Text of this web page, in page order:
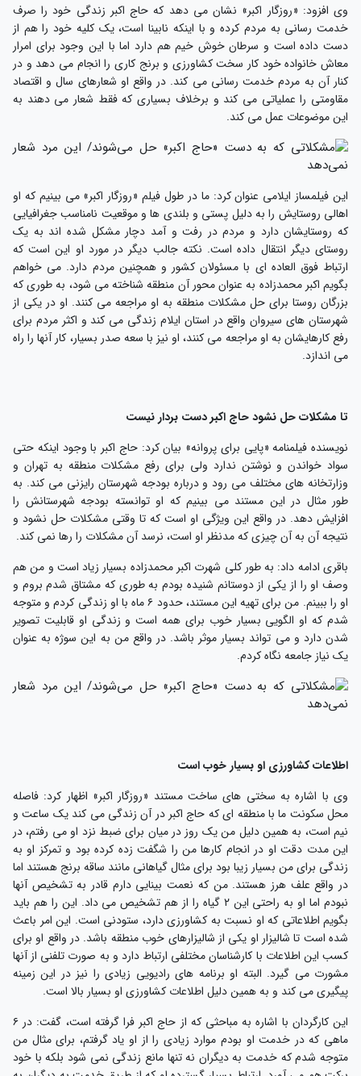
وی افزود: «روزگار اکبر» نشان می دهد که حاج اکبر زندگی خود را صرف
خدمت رسانی به مردم کرده و با اینکه نابینا است، یک کلیه خود را هم از
دست داده است و سرطان خوش خیم هم دارد اما با این وجود برای امرار
معاش خانواده خود کار سخت کشاورزی و برنج کاری را انجام می دهد و در
کنار آن به مردم خدمت رسانی می کند. در واقع او شعارهای سال و اقتصاد
مقاومتی را عملیاتی می کند و برخلاف بسیاری که فقط شعار می دهند به
این موضوعات عمل می کند.
این فیلمساز ایلامی عنوان کرد: ما در طول فیلم «روزگار اکبر» می بینیم که او
اهالی روستایش را به دلیل پستی و بلندی ها و موقعیت نامناسب جغرافیایی
که روستایشان دارد و مردم در رفت و آمد دچار مشکل شده اند به یک
روستای دیگر انتقال داده است. نکته جالب دیگر در مورد او این است که
ارتباط فوق العاده ای با مسئولان کشور و همچنین مردم دارد. می خواهم
بگویم اکبر محمدزاده به عنوان محور آن منطقه شناخته می شود، به طوری که
بزرگان روستا برای حل مشکلات منطقه به او مراجعه می کنند. او در یکی از
شهرستان های سیروان واقع در استان ایلام زندگی می کند و اکثر مردم برای
رفع کارهایشان به او مراجعه می کنند، او نیز با سعه صدر بسیار، کار آنها را راه
می اندازد.
تا مشکلات حل نشود حاج اکبر دست بردار نیست
نویسنده فیلمنامه «پایی برای پروانه» بیان کرد: حاج اکبر با وجود اینکه حتی
سواد خواندن و نوشتن ندارد ولی برای رفع مشکلات منطقه به تهران و
وزارتخانه های مختلف می رود و درباره بودجه شهرستان رایزنی می کند. به
طور مثال در این مستند می بینیم که او توانسته بودجه شهرستانش را
افزایش دهد. در واقع این ویژگی او است که تا وقتی مشکلات حل نشود و
نتیجه آن به آن چیزی که مدنظر او است، نرسد آن مشکلات را رها نمی کند.
باقری ادامه داد: به طور کلی شهرت اکبر محمدزاده بسیار زیاد است و من هم
وصف او را از یکی از دوستانم شنیده بودم به طوری که مشتاق شدم بروم و
او را ببینم. من برای تهیه این مستند، حدود ۶ ماه با او زندگی کردم و متوجه
شدم که او الگویی بسیار خوب برای همه است و زندگی او قابلیت تصویر
شدن دارد و می تواند بسیار موثر باشد. در واقع من به این سوژه به عنوان
یک نیاز جامعه نگاه کردم.
اطلاعات کشاورزی او بسیار خوب است
وی با اشاره به سختی های ساخت مستند «روزگار اکبر» اظهار کرد: فاصله
محل سکونت ما با منطقه ای که حاج اکبر در آن زندگی می کند یک ساعت و
نیم است، به همین دلیل من یک روز در میان برای ضبط نزد او می رفتم، در
این مدت دقت او در انجام کارها من را شگفت زده کرده بود و تمرکز او به
زندگی برای من بسیار زیبا بود برای مثال گیاهانی مانند ساقه برنج هستند اما
در واقع علف هرز هستند. من که نعمت بینایی دارم قادر به تشخیص آنها
نبودم اما او به راحتی این ۲ گیاه را از هم تشخیص می داد. این را هم باید
بگویم اطلاعاتی که او نسبت به کشاورزی دارد، ستودنی است. این امر باعث
شده است تا شالیزار او یکی از شالیزارهای خوب منطقه باشد. در واقع او برای
کسب این اطلاعات با کارشناسان مختلفی ارتباط دارد و به صورت تلفنی از آنها
مشورت می گیرد. البته او برنامه های رادیویی زیادی را نیز در این زمینه
پیگیری می کند و به همین دلیل اطلاعات کشاورزی او بسیار بالا است.
این کارگردان با اشاره به مباحثی که از حاج اکبر فرا گرفته است، گفت: در ۶
ماهی که در خدمت او بودم موارد زیادی را از او یاد گرفتم، برای مثال من
متوجه شدم که خدمت به دیگران نه تنها مانع زندگی نمی شود بلکه با خود